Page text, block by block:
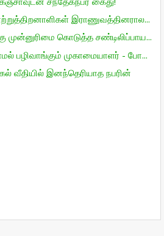
இராணுவத்தினரால...
முன்னுரிமை கொடுத்த சண்டிலிப்பாய...
பழிவாங்கும் முகாமையாளர் - போ...
வீதியில் இனந்தெரியாத நபரின்